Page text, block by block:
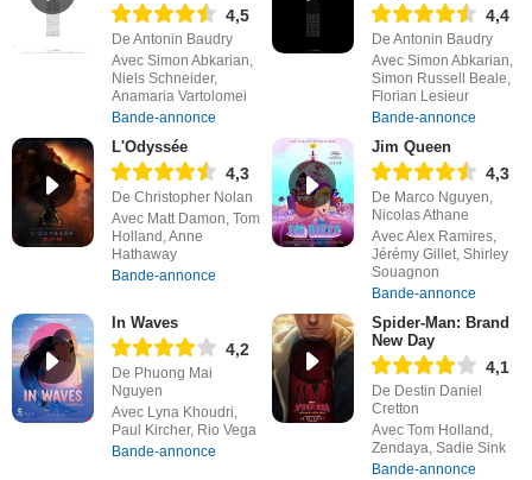
4,5
De Antonin Baudry
Avec Simon Abkarian,
Niels Schneider,
Anamaria Vartolomei
Bande-annonce
4,4
De Antonin Baudry
Avec Simon Abkarian,
Simon Russell Beale,
Florian Lesieur
Bande-annonce
L'Odyssée
4,3
De Christopher Nolan
Avec Matt Damon, Tom
Holland, Anne
Hathaway
Bande-annonce
Jim Queen
4,3
De Marco Nguyen,
Nicolas Athane
Avec Alex Ramires,
Jérémy Gillet, Shirley
Souagnon
Bande-annonce
In Waves
4,2
De Phuong Mai
Nguyen
Avec Lyna Khoudri,
Paul Kircher, Rio Vega
Bande-annonce
Spider-Man: Brand
New Day
4,1
De Destin Daniel
Cretton
Avec Tom Holland,
Zendaya, Sadie Sink
Bande-annonce